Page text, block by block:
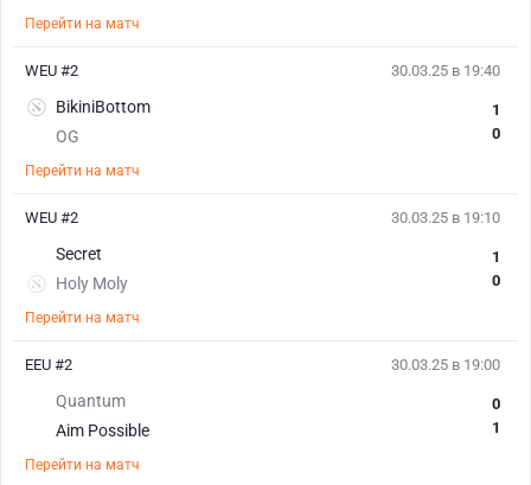
Перейти на матч
30.03.25 в 19:40
BikiniBottom
OG
1
0
Перейти на матч
WEU #2
30.03.25 в 19:10
Secret
Holy Moly
1
0
Перейти на матч
WEU #2
30.03.25 в 19:00
Quantum
Aim Possible
0
1
Перейти на матч
EEU #2